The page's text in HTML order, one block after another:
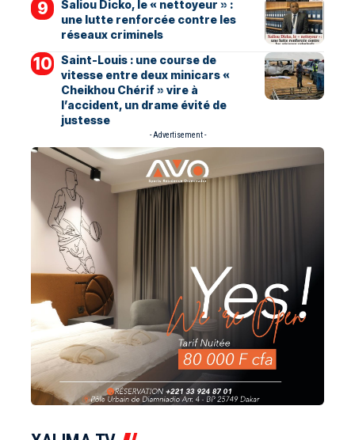
Saliou Dicko, le « nettoyeur » :
une lutte renforcée contre les
réseaux criminels
Saint-Louis : une course de
vitesse entre deux minicars «
Cheikhou Chérif » vire à
l’accident, un drame évité de
justesse
- Advertisement -